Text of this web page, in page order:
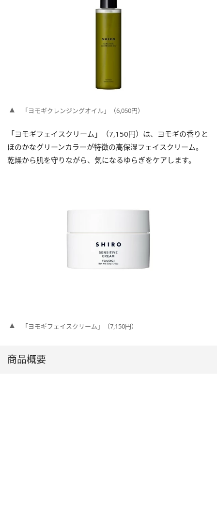
「ヨモギクレンジングオイル」（6,050円）
「ヨモギフェイスクリーム」（7,150円）は、ヨモギの香りと
ほのかなグリーンカラーが特徴の高保湿フェイスクリーム。
乾燥から肌を守りながら、気になるゆらぎをケアします。
「ヨモギフェイスクリーム」（7,150円）
商品概要